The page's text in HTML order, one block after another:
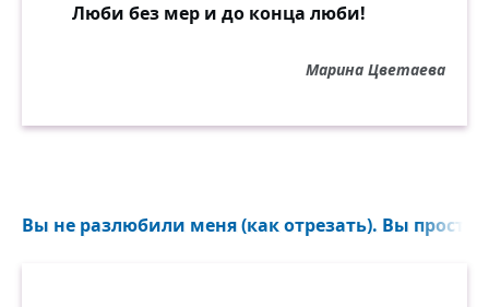
Люби без мер и до конца люби!
Марина Цветаева
Вы не разлюбили меня (как отрезать). Вы просто